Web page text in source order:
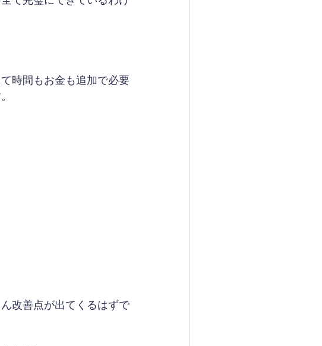
時間もお金も追加で必要
改善点が出てくるはずで